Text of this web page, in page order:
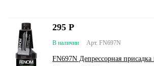
Арт. FN697N
В наличии
FN697N Депрессорная
295 Р